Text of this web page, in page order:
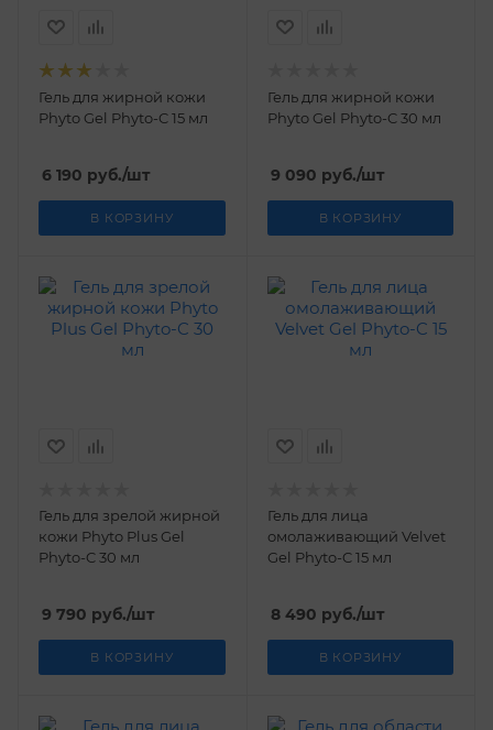
Гель для жирной кожи
Phyto Gel Phyto-C 15 мл
6 190 руб./шт
В КОРЗИНУ
Гель для жирной кожи
Phyto Gel Phyto-C 30 мл
9 090 руб./шт
В КОРЗИНУ
Гель для зрелой жирной
кожи Phyto Plus Gel
Phyto-C 30 мл
9 790 руб./шт
В КОРЗИНУ
Гель для лица
омолаживающий Velvet
Gel Phyto-C 15 мл
8 490 руб./шт
В КОРЗИНУ